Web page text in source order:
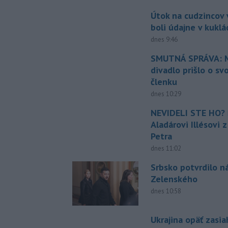
Útok na
boli údajne v
dnes 9:46
SMUTNÁ
divadlo prišlo o
členku
dnes 10:29
NEVIDELI STE
Aladárovi Illésovi
Petra
dnes 11:02
Srbsko potvrdilo
Zelenského
dnes 10:58
Ukrajina opäť